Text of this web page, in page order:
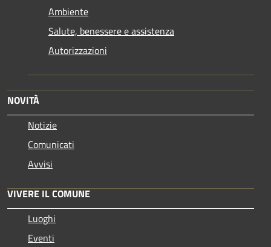
Ambiente
Salute, benessere e assistenza
Autorizzazioni
NOVITÀ
Notizie
Comunicati
Avvisi
VIVERE IL COMUNE
Luoghi
Eventi